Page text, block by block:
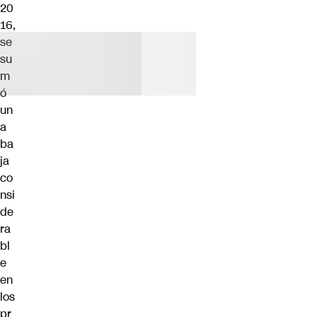
20
16,
se
su
m
ó
un
a
ba
ja
co
nsi
de
ra
bl
e
en
los
pr